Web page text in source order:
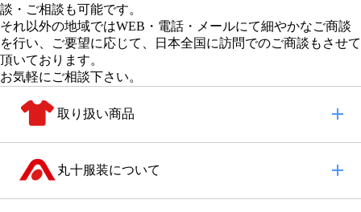
談・ご相談も可能です。
それ以外の地域ではWEB・電話・メールにて細やかなご商談
を行い、
ご要望に応じて、日本全国に訪問でのご商談もさせて
頂いております。
お気軽にご相談下さい。
取り扱い商品
丸十服装について